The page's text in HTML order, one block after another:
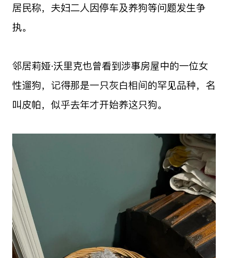
居民称，夫妇二人因停车及养狗等问题发生争
执。
邻居莉娅·沃里克也曾看到涉事房屋中的一位女
性遛狗，记得那是一只灰白相间的罕见品种，名
叫皮帕，似乎去年才开始养这只狗。